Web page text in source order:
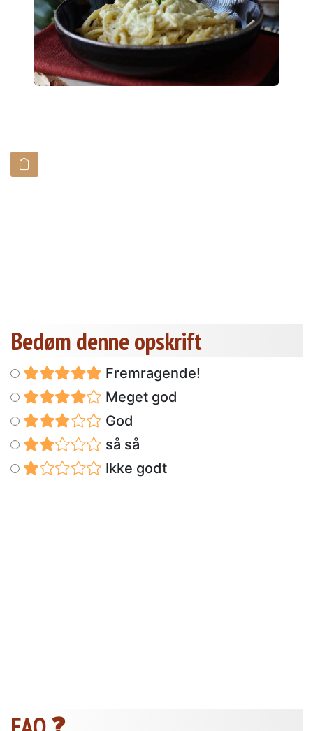
Bedøm denne opskrift
Fremragende!
Meget god
God
så så
Ikke godt